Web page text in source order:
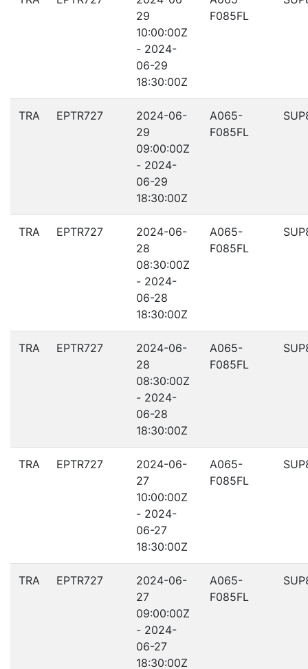
29
10:00:00Z
- 2024-
06-29
18:30:00Z
F085FL
TRA EPTR727
2024-06-
29
09:00:00Z
- 2024-
06-29
18:30:00Z
A065-
F085FL
TRA EPTR727
2024-06-
28
08:30:00Z
- 2024-
06-28
18:30:00Z
A065-
F085FL
TRA EPTR727
2024-06-
28
08:30:00Z
- 2024-
06-28
18:30:00Z
A065-
F085FL
TRA EPTR727
2024-06-
27
10:00:00Z
- 2024-
06-27
18:30:00Z
A065-
F085FL
TRA EPTR727
2024-06-
27
09:00:00Z
- 2024-
06-27
18:30:00Z
A065-
F085FL